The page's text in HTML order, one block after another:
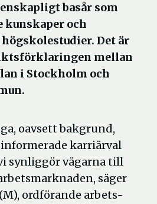
basår som
kunskaper och
Det är
mellan
i Stockholm och
oavsett bakgrund,
karriärval
synliggör vägarna till
säger
ordförande arbets-